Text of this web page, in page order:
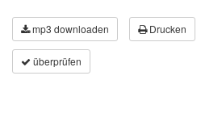
mp3 downloaden Drucken
überprüfen